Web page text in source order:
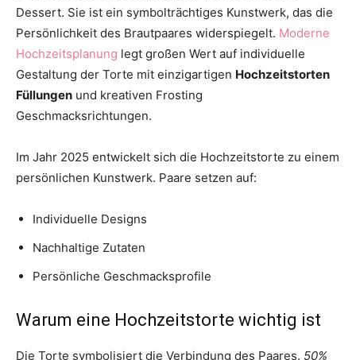
Dessert. Sie ist ein symbolträchtiges Kunstwerk, das die
Persönlichkeit des Brautpaares widerspiegelt. Moderne
Hochzeitsplanung legt großen Wert auf individuelle
Gestaltung der Torte mit einzigartigen Hochzeitstorten
Füllungen und kreativen Frosting
Geschmacksrichtungen.
Im Jahr 2025 entwickelt sich die Hochzeitstorte zu einem
persönlichen Kunstwerk. Paare setzen auf:
Individuelle Designs
Nachhaltige Zutaten
Persönliche Geschmacksprofile
Warum eine Hochzeitstorte wichtig ist
Die Torte symbolisiert die Verbindung des Paares. 50%